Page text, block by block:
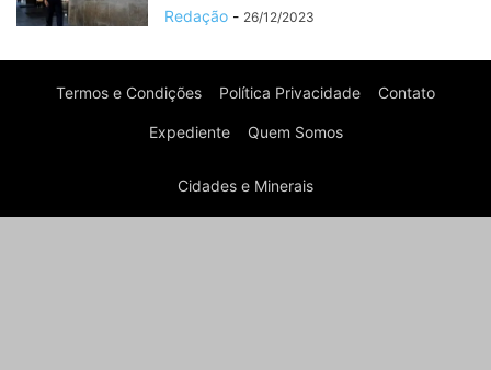
Redação - 26/12/2023
Termos e Condições Política Privacidade Contato
Expediente Quem Somos
Cidades e Minerais